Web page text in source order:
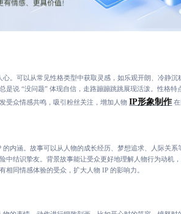
。可以从常见性格类型中获取灵感，如乐观开朗、冷静沉
是说 “没问题” 体现自信，走路蹦蹦跳跳展现活泼。性格特
受众情感共鸣，吸引粉丝关注，增加人物 IP形象制作
内涵。故事可以从人物的成长经历、梦想追求、人际关系
中结识挚友。背景故事能让受众更好地理解人物行为动机
相同情感体验的受众，扩大人物 IP 的影响力。